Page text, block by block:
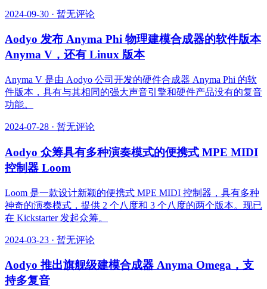
2024-09-30 · 暂无评论
Aodyo 发布 Anyma Phi 物理建模合成器的软件版本
Anyma V，还有 Linux 版本
Anyma V 是由 Aodyo 公司开发的硬件合成器 Anyma Phi 的软
件版本，具有与其相同的强大声音引擎和硬件产品没有的复音
功能。
2024-07-28 · 暂无评论
Aodyo 众筹具有多种演奏模式的便携式 MPE MIDI
控制器 Loom
Loom 是一款设计新颖的便携式 MPE MIDI 控制器，具有多种
神奇的演奏模式，提供 2 个八度和 3 个八度的两个版本。现已
在 Kickstarter 发起众筹。
2024-03-23 · 暂无评论
Aodyo 推出旗舰级建模合成器 Anyma Omega，支
持多复音